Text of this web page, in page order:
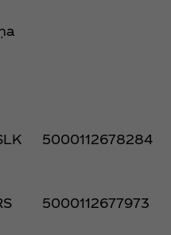
5000112678284
5000112677973